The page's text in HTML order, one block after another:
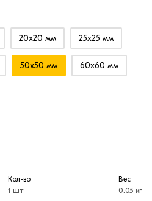
20х20 мм 25х25 мм
50х50 мм 60х60 мм
Кол-во
1 шт
Вес
0.05 кг